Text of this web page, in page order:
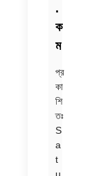
.
ক
ম
প্র
কা
শি
তঃ
S
a
t